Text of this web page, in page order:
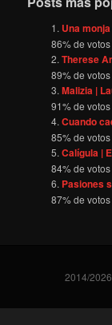
Una
86% de
Therese
89% de
Malizia |
91% de
Cuando
85% de
Calígula |
84% de
Pasiones
87% de
2014/